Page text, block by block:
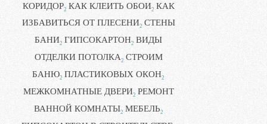
КОРИДОР2 КАК КЛЕИТЬ ОБОИ2 КАК
ИЗБАВИТЬСЯ ОТ ПЛЕСЕНИ2 СТЕНЫ
БАНИ2 ГИПСОКАРТОН2 ВИДЫ
ОТДЕЛКИ ПОТОЛКА2 СТРОИМ
БАНЮ2 ПЛАСТИКОВЫХ ОКОН2
МЕЖКОМНАТНЫЕ ДВЕРИ2 РЕМОНТ
ВАННОЙ КОМНАТЫ2 МЕБЕЛЬ2